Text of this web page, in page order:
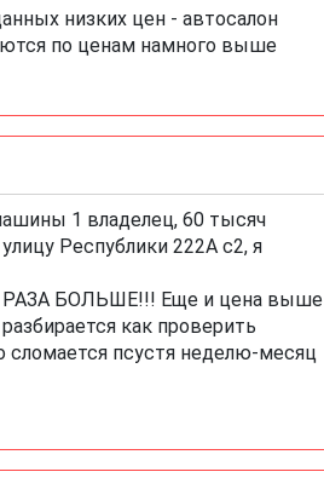
низких цен - автосалон
по ценам намного выше
1 владелец, 60 тысяч
Республики 222А с2, я
РАЗА БОЛЬШЕ!!! Еще и цена выше
как проверить
сломается псустя неделю-месяц